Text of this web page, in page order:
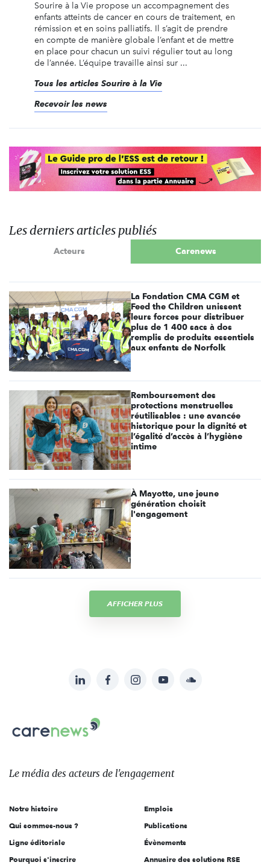
Sourire à la Vie propose un accompagnement des
enfants atteints de cancer en cours de traitement, en
rémission et en soins palliatifs. Il s’agit de prendre
en compte de manière globale l’enfant et de mettre
en place pour chacun un suivi régulier tout au long
de l’année. L’équipe travaille ainsi sur ...
Tous les articles Sourire à la Vie
Recevoir les news
Les derniers articles publiés
Acteurs Carenews
La Fondation CMA CGM et
Feed the Children unissent
leurs forces pour distribuer
plus de 1 400 sacs à dos
remplis de produits essentiels
aux enfants de Norfolk
Remboursement des
protections menstruelles
réutilisables : une avancée
historique pour la dignité et
l’égalité d’accès à l’hygiène
intime
À Mayotte, une jeune
génération choisit
l'engagement
AFFICHER PLUS
sur:
LinkedInFacebookInstagramYouTubeSoundcloud
Carenews,
Le
des
l'engagement
Le média des acteurs de l'engagement
Notre histoire
Qui sommes-nous ?
Ligne éditoriale
Pourquoi s'inscrire
Emplois
Publications
Évènements
Annuaire des solutions RSE